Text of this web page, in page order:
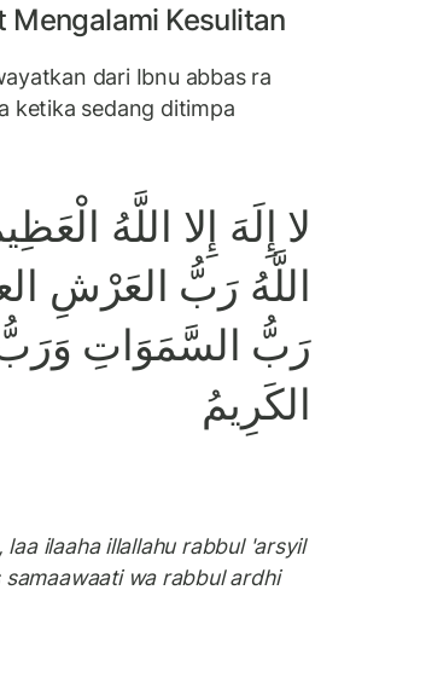
Mengalami Kesulitan
dari Ibnu abbas ra
ketika sedang ditimpa
لا إِلَهَ إِلا اللَّهُ
اللَّهُ رَبُّ العَرْشِ
رَبُّ السَّمَوَاتِ
الكَرِيمُ
laa ilaaha illallahu rabbul 'arsyil
samaawaati wa rabbul ardhi